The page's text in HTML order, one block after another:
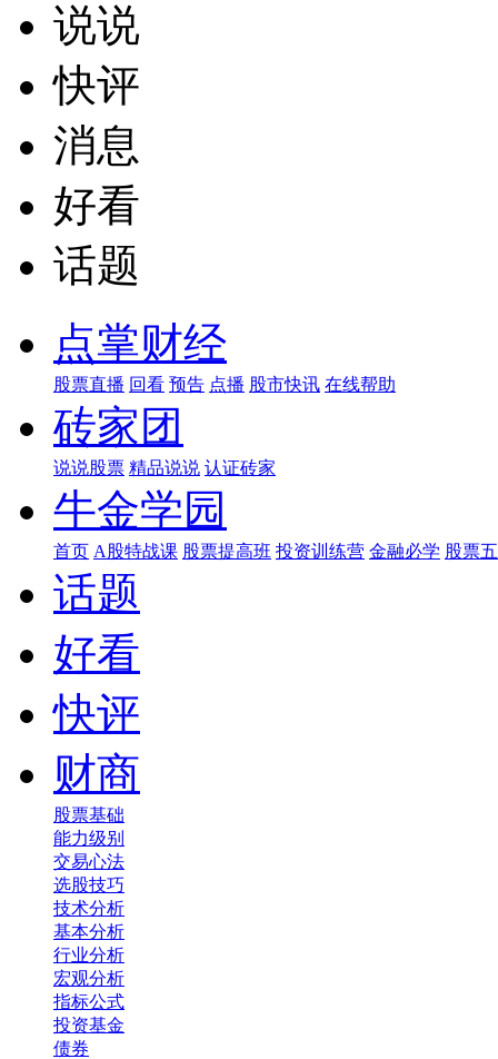
说说
快评
消息
好看
话题
点掌财经
股票直播 回看 预告 点播 股市快讯 在线帮助
砖家团
说说股票 精品说说 认证砖家
牛金学园
首页 A股特战课 股票提高班 投资训练营 金融必学 股票
话题
好看
快评
财商
股票基础
能力级别
交易心法
选股技巧
技术分析
基本分析
行业分析
宏观分析
指标公式
投资基金
债券